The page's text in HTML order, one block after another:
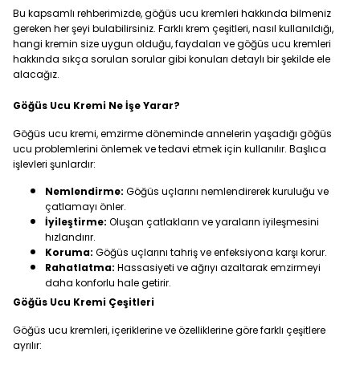
Bu kapsamlı rehberimizde, göğüs ucu kremleri hakkında bilmeniz
gereken her şeyi bulabilirsiniz. Farklı krem çeşitleri, nasıl kullanıldığı,
hangi kremin size uygun olduğu, faydaları ve göğüs ucu kremleri
hakkında sıkça sorulan sorular gibi konuları detaylı bir şekilde ele
alacağız.
Göğüs Ucu Kremi Ne İşe Yarar?
Göğüs ucu kremi, emzirme döneminde annelerin yaşadığı göğüs
ucu problemlerini önlemek ve tedavi etmek için kullanılır. Başlıca
işlevleri şunlardır:
Nemlendirme: Göğüs uçlarını nemlendirerek kuruluğu ve
çatlamayı önler.
İyileştirme: Oluşan çatlakların ve yaraların iyileşmesini
hızlandırır.
Koruma: Göğüs uçlarını tahriş ve enfeksiyona karşı korur.
Rahatlatma: Hassasiyeti ve ağrıyı azaltarak emzirmeyi
daha konforlu hale getirir.
Göğüs Ucu Kremi Çeşitleri
Göğüs ucu kremleri, içeriklerine ve özelliklerine göre farklı çeşitlere
ayrılır: